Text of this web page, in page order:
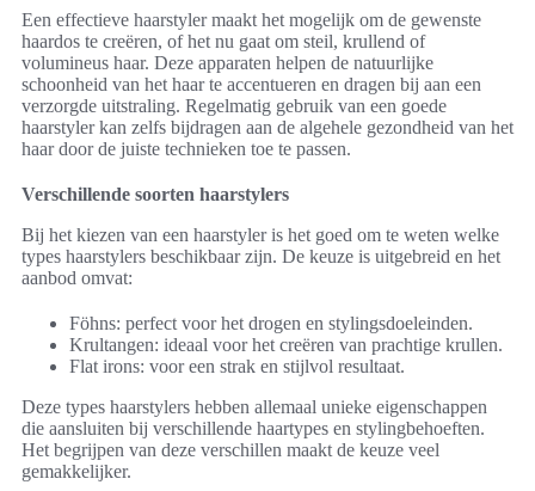
Een effectieve haarstyler maakt het mogelijk om de gewenste
haardos te creëren, of het nu gaat om steil, krullend of
volumineus haar. Deze apparaten helpen de natuurlijke
schoonheid van het haar te accentueren en dragen bij aan een
verzorgde uitstraling. Regelmatig gebruik van een goede
haarstyler kan zelfs bijdragen aan de algehele gezondheid van het
haar door de juiste technieken toe te passen.
Verschillende soorten haarstylers
Bij het kiezen van een haarstyler is het goed om te weten welke
types haarstylers beschikbaar zijn. De keuze is uitgebreid en het
aanbod omvat:
Föhns: perfect voor het drogen en stylingsdoeleinden.
Krultangen: ideaal voor het creëren van prachtige krullen.
Flat irons: voor een strak en stijlvol resultaat.
Deze types haarstylers hebben allemaal unieke eigenschappen
die aansluiten bij verschillende haartypes en stylingbehoeften.
Het begrijpen van deze verschillen maakt de keuze veel
gemakkelijker.